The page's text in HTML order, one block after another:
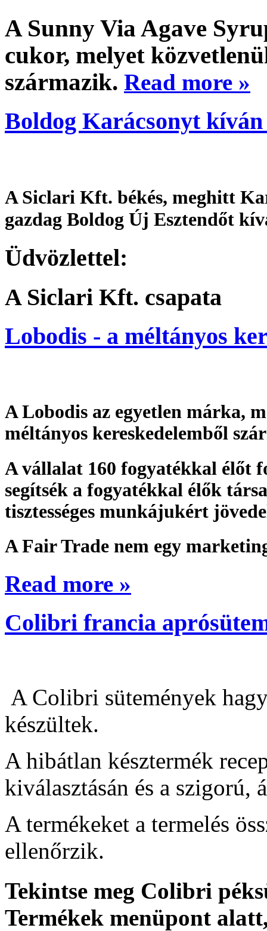
A Sunny Via Agave
cukor, melyet
származik. Read more »
Boldog Karácsonyt
A Siclari Kft. békés, meghitt
gazdag Boldog Új Esztendőt
Üdvözlettel:
A Siclari Kft. csapata
Lobodis - a méltányos
A Lobodis az egyetlen márka,
méltányos kereskedelemből
A vállalat 160 fogyatékkal élőt
segítsék a fogyatékkal élők
tisztességes munkájukért
A Fair Trade nem egy
Read more »
Colibri francia
A Colibri sütemények
készültek.
A hibátlan késztermék
kiválasztásán és a szigorú,
A termékeket a termelés
ellenőrzik.
Tekintse meg Colibri
Termékek menüpont